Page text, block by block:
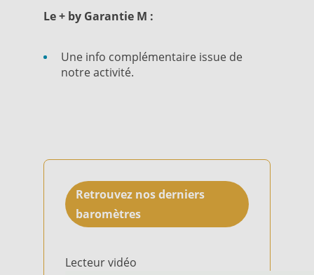
Le + by Garantie M :
Une info complémentaire issue de
notre activité.
Retrouvez nos derniers
baromètres
Lecteur vidéo